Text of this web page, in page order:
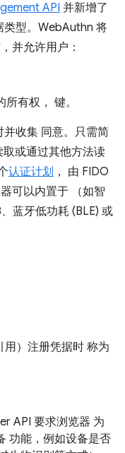
API 并新增了
类型。WebAuthn 将
并允许用户：
有权， 键。
收集 同意。只需简
或通过其他方法读
认证计划 ， 由 FIDO
可以内置于 （如智
蓝牙低功耗 (BLE) 或
）注册凭据时 称为
API 要求浏览器 为
功能，例如设备是否